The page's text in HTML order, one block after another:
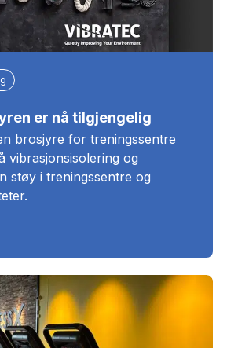
er nå tilgjengelig
brosjyre for treningssentre
vibrasjonsisolering og
støy i treningssentre og